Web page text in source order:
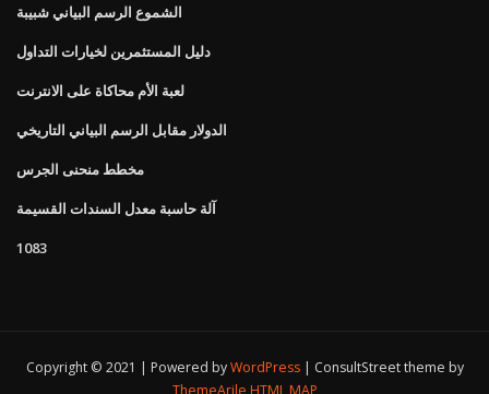
الشموع الرسم البياني شبيبة
دليل المستثمرين لخيارات التداول
لعبة الأم محاكاة على الانترنت
الدولار مقابل الرسم البياني التاريخي
مخطط منحنى الجرس
آلة حاسبة معدل السندات القسيمة
1083
Copyright © 2021 | Powered byWordPress
ConsultStreet theme by